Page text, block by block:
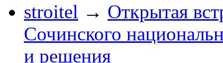
stroitel → Открытая
Сочинского
и решения